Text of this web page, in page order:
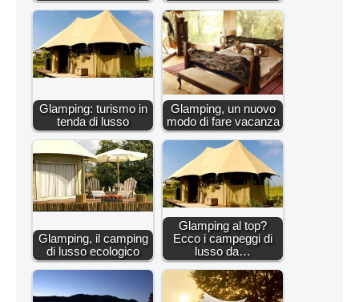
Glamping: turismo in
tenda di lusso
Glamping, un nuovo
modo di fare vacanza
Glamping, il camping
di lusso ecologico
Glamping al top?
Ecco i campeggi di
lusso da…